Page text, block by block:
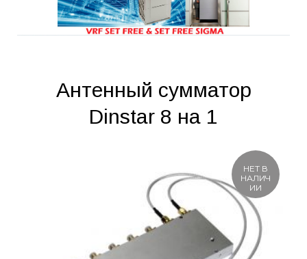
Антенный сумматор
Dinstar 8 на 1
НЕТ В
НАЛИЧ
ИИ